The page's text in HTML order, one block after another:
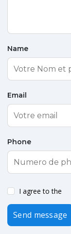
Name
Email
Phone
I agree to the
Send message